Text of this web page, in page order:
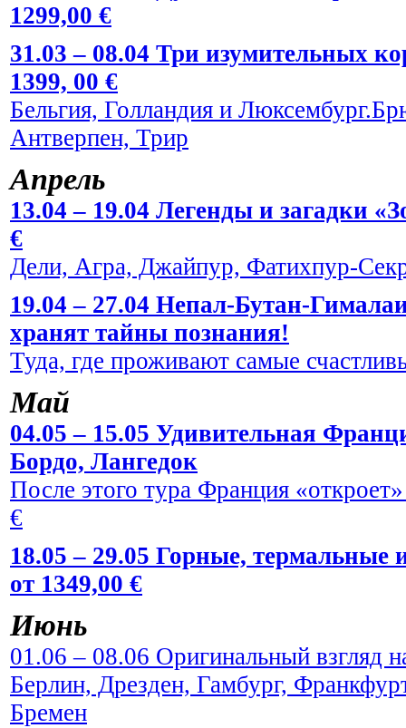
1299,00 €
31.03 – 08.04 Три изумительных
1399, 00 €
Бельгия, Голландия и
Антверпен, Трир
Апрель
13.04 – 19.04 Легенды и загадки
€
Дели, Агра, Джайпур, Фатихпур-
19.04 – 27.04 Непал-Бутан-
хранят тайны познания!
Туда, где проживают самые
Май
04.05 – 15.05 Удивительная
Бордо, Лангедок
После этого тура Франция
€
18.05 – 29.05 Горные,
от 1349,00 €
Июнь
01.06 – 08.06 Оригинальный взгляд
Берлин, Дрезден, Гамбург,
Бремен